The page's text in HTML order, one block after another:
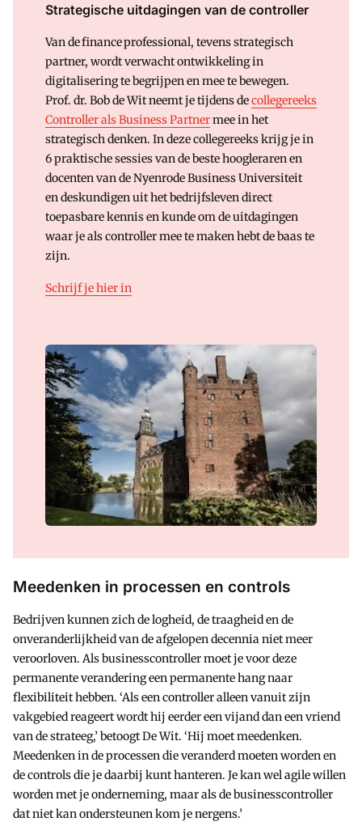
Strategische uitdagingen van de controller
Van de finance professional, tevens strategisch
partner, wordt verwacht ontwikkeling in
digitalisering te begrijpen en mee te bewegen.
Prof. dr. Bob de Wit neemt je tijdens decollegereeks
Controller als Business Partnermee in het
strategisch denken. In deze collegereeks krijg je in
6 praktische sessies van de beste hoogleraren en
docenten van de Nyenrode Business Universiteit
en deskundigen uit het bedrijfsleven direct
toepasbare kennis en kunde om de uitdagingen
waar je als controller mee te maken hebt de baas te
zijn.
Schrijf je hier in
Meedenken in processen en controls
Bedrijven kunnen zich de logheid, de traagheid en de
onveranderlijkheid van de afgelopen decennia niet meer
veroorloven. Als businesscontroller moet je voor deze
permanente verandering een permanente hang naar
flexibiliteit hebben. ‘Als een controller alleen vanuit zijn
vakgebied reageert wordt hij eerder een vijand dan een vriend
van de strateeg,’ betoogt De Wit. ‘Hij moet meedenken.
Meedenken in de processen die veranderd moeten worden en
de controls die je daarbij kunt hanteren. Je kan wel agile willen
worden met je onderneming, maar als de businesscontroller
dat niet kan ondersteunen kom je nergens.’